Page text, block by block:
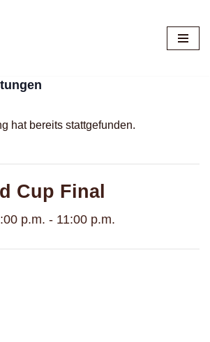
hat bereits stattgefunden.
Cup Final
p.m. - 11:00 p.m.